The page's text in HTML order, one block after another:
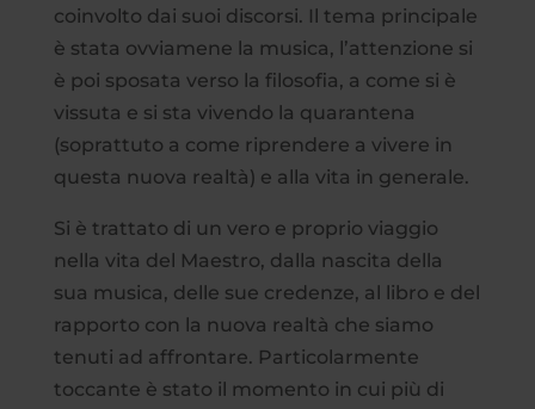
coinvolto dai suoi discorsi. Il tema principale
è stata ovviamene la musica, l’attenzione si
è poi sposata verso la filosofia, a come si è
vissuta e si sta vivendo la quarantena
(soprattuto a come riprendere a vivere in
questa nuova realtà) e alla vita in generale.
Si è trattato di un vero e proprio viaggio
nella vita del Maestro, dalla nascita della
sua musica, delle sue credenze, al libro e del
rapporto con la nuova realtà che siamo
tenuti ad affrontare. Particolarmente
toccante è stato il momento in cui più di